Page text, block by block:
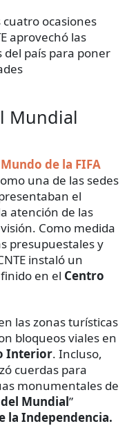
ocasiones
aprovechó las
país para poner
Mundial
de la FIFA
una de las sedes
el
atención de las
Como medida
presupuestales y
instaló un
en el Centro
las zonas turísticas
bloqueos viales en
Interior. Incluso,
cuerdas para
monumentales de
Mundial”
la Independencia.